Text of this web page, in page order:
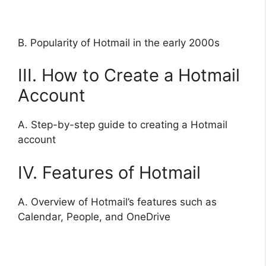
B. Popularity of Hotmail in the early 2000s
III. How to Create a Hotmail
Account
A. Step-by-step guide to creating a Hotmail
account
IV. Features of Hotmail
A. Overview of Hotmail’s features such as
Calendar, People, and OneDrive